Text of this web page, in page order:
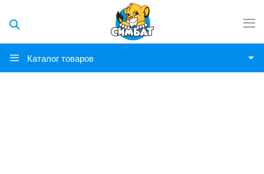
Каталог товаров